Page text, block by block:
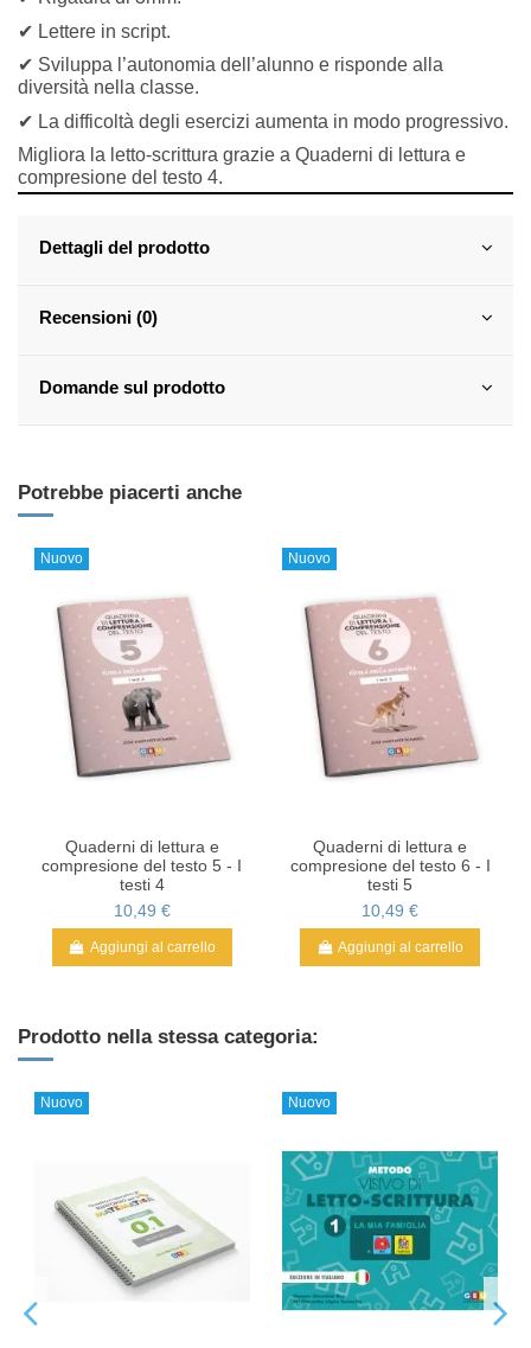
✔ Lettere in script.
✔ Sviluppa l ’autonomia dell ’alunno e risponde alla
diversità nella classe.
✔ La difficoltà degli esercizi aumenta in modo progressivo.
Migliora la letto-scrittura grazie a Quaderni di lettura e
compresione del testo 4.
Dettagli del prodotto
Recensioni (0)
Domande sul prodotto
Potrebbe piacerti anche
Nuovo
Quaderni di lettura e
compresione del testo 5 - I
testi 4
10,49 €
Aggiungi al carrello
Nuovo
Quaderni di lettura e
compresione del testo 6 - I
testi 5
10,49 €
Aggiungi al carrello
Prodotto nella stessa categoria:
Nuovo Nuovo